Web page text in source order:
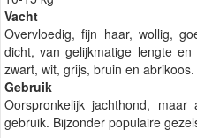
Vacht
Overvloedig, fijn haar, wollig,
dicht, van gelijkmatige lengte
zwart, wit, grijs, bruin en abrikoos.
Gebruik
Oorspronkelijk jachthond,
gebruik. Bijzonder populaire